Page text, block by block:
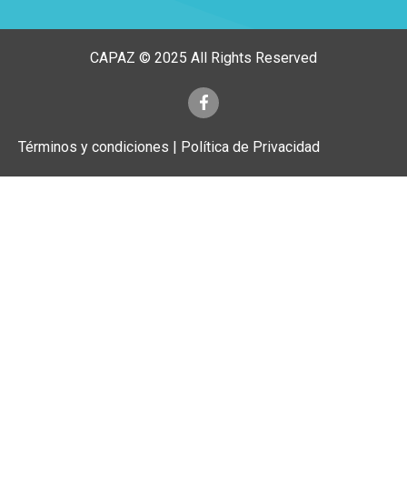
CAPAZ © 2025 All Rights Reserved
Términos y condiciones | Política de Privacidad